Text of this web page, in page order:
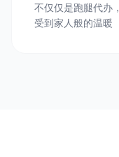
不仅仅是跑腿代办
受到家人般的温暖